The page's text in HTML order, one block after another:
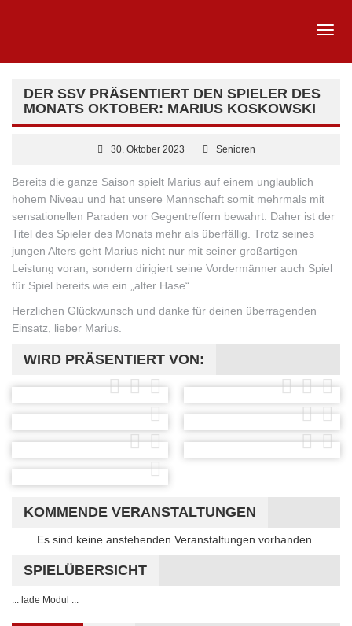
DER SSV PRÄSENTIERT DEN SPIELER DES
MONATS OKTOBER: MARIUS KOSKOWSKI
30. Oktober 2023 Senioren
Bereits die ganze Saison spielt Marius auf einem unglaublich
hohem Niveau und hat unsere Mannschaft somit mehrmals mit
sensationellen Paraden vor Gegentreffern bewahrt. Daher ist der
Titel des Spieler des Monats mehr als überfällig. Trotz seines
jungen Alters geht Marius nicht nur mit seiner großartigen
Leistung voran, sondern dirigiert seine Vordermänner auch Spiel
für Spiel bereits wie ein „alter Hase“.
Herzlichen Glückwunsch und danke für deinen überragenden
Einsatz, lieber Marius.
WIRD PRÄSENTIERT VON:
KOMMENDE VERANSTALTUNGEN
Hinweis
Es sind keine anstehenden Veranstaltungen vorhanden.
SPIELÜBERSICHT
... lade Modul ...